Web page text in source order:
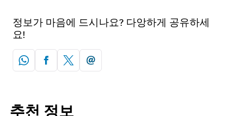
정보가 마음에 드시나요? 다앙하게 공유하세
요!